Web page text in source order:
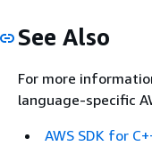
See Also
For more
language-specific
AWS SDK for